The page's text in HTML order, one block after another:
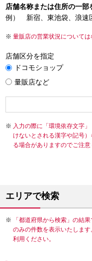
店舗名称または住所の一部
例） 新宿、東池袋、浪速
量販店の営業状況については
店舗区分を指定
ドコモショップ
量販店など
入力の際に「環境依存文字
けないとされる漢字や記号
る場合がありますのでご注意
エリアで検索
「都道府県から検索」の結
のみの件数を表示いたしま
利用ください。